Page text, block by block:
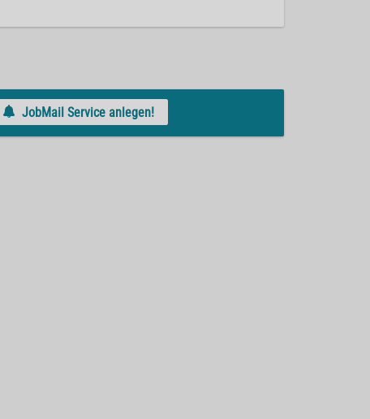
JobMail Service anlegen!